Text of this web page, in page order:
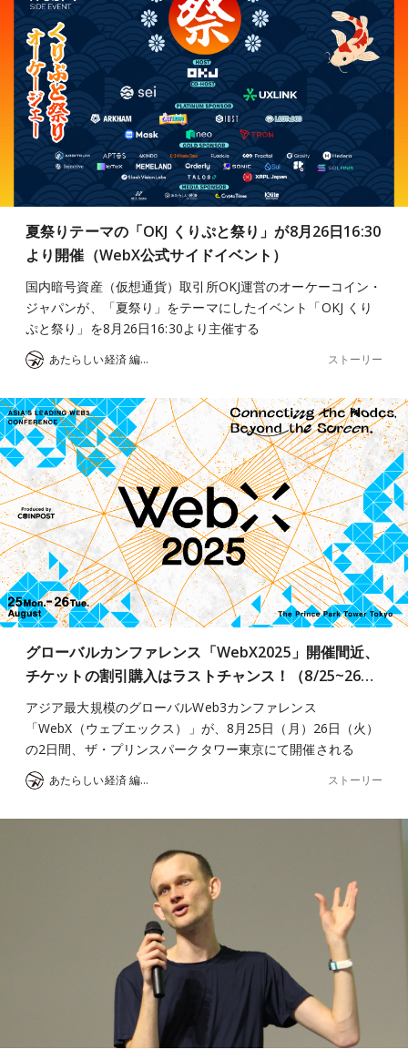
夏祭りテーマの「OKJ くりぷと祭り」が8月26日16:30
より開催（WebX公式サイドイベント）
国内暗号資産（仮想通貨）取引所OKJ運営のオーケーコイン・
ジャパンが、「夏祭り」をテーマにしたイベント「OKJ くり
ぷと祭り」を8月26日16:30より主催する
あたらしい経済 編集部 ストーリー
グローバルカンファレンス「WebX2025」開催間近、
チケットの割引購入はラストチャンス！（8/25~26…
アジア最大規模のグローバルWeb3カンファレンス
「WebX（ウェブエックス）」が、8月25日（月）26日（火）
の2日間、ザ・プリンスパークタワー東京にて開催される
あたらしい経済 編集部 ストーリー